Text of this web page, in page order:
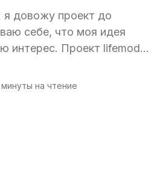
я довожу проект до
себе, что моя идея
интерес. Проект lifemodel
на чтение